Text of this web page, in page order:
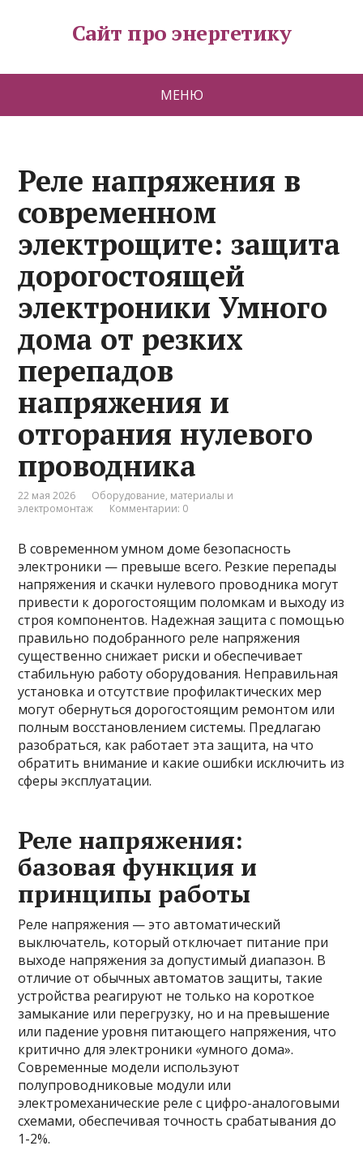
Сайт про энергетику
МЕНЮ
Реле напряжения в
современном
электрощите: защита
дорогостоящей
электроники Умного
дома от резких
перепадов
напряжения и
отгорания нулевого
проводника
22 мая 2026
Оборудование, материалы и
электромонтаж
Комментарии: 0
В современном умном доме безопасность
электроники — превыше всего. Резкие перепады
напряжения и скачки нулевого проводника могут
привести к дорогостоящим поломкам и выходу из
строя компонентов. Надежная защита с помощью
правильно подобранного реле напряжения
существенно снижает риски и обеспечивает
стабильную работу оборудования. Неправильная
установка и отсутствие профилактических мер
могут обернуться дорогостоящим ремонтом или
полным восстановлением системы. Предлагаю
разобраться, как работает эта защита, на что
обратить внимание и какие ошибки исключить из
сферы эксплуатации.
Реле напряжения:
базовая функция и
принципы работы
Реле напряжения — это автоматический
выключатель, который отключает питание при
выходе напряжения за допустимый диапазон. В
отличие от обычных автоматов защиты, такие
устройства реагируют не только на короткое
замыкание или перегрузку, но и на превышение
или падение уровня питающего напряжения, что
критично для электроники «умного дома».
Современные модели используют
полупроводниковые модули или
электромеханические реле с цифро-аналоговыми
схемами, обеспечивая точность срабатывания до
1-2%.